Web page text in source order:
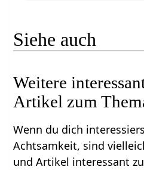
Siehe auch
Weitere
Artikel zum
Wenn du dich
Achtsamkeit, sind
und Artikel interessant